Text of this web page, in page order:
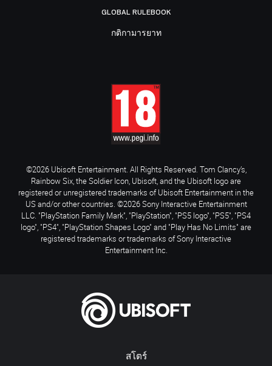
สโตร์
GLOBAL RULEBOOK
กติกามารยาท
©2026 Ubisoft Entertainment. All Rights Reserved. Tom Clancy’s,
Rainbow Six, the Soldier Icon, Ubisoft, and the Ubisoft logo are
registered or unregistered trademarks of Ubisoft Entertainment in the
US and/or other countries. ©2026 Sony Interactive Entertainment
LLC. "PlayStation Family Mark", "PlayStation", "PS5 logo", "PS5", "PS4
logo", "PS4", "PlayStation Shapes Logo" and "Play Has No Limits" are
registered trademarks or trademarks of Sony Interactive
Entertainment Inc.